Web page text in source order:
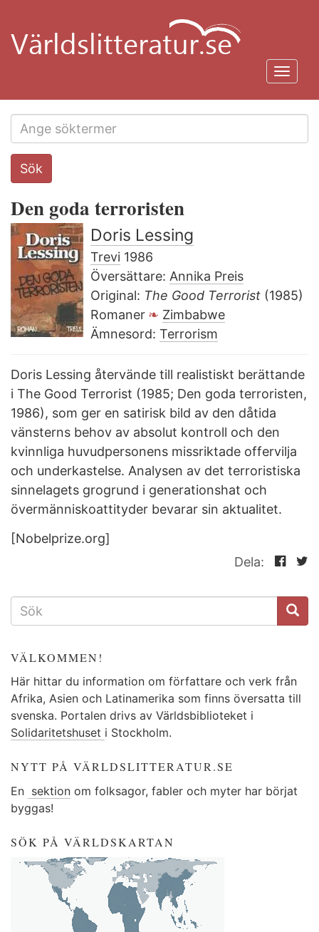
huvudinnehåll
Search
this
Sök
Den goda terroristen
Doris Lessing
Trevi 1986
Översättare: Annika Preis
Original: The Good Terrorist (1985)
Romaner
Zimbabwe
Ämnesord: Terrorism
Doris Lessing återvände till realistiskt berättande
i The Good Terrorist (1985; Den goda terroristen,
1986), som ger en satirisk bild av den dåtida
vänsterns behov av absolut kontroll och den
kvinnliga huvudpersonens missriktade offervilja
och underkastelse. Analysen av det terroristiska
sinnelagets grogrund i generationshat och
övermänniskoattityder bevarar sin aktualitet.
[Nobelprize.org]
Dela:
SÖKFORMULÄR
VÄLKOMMEN!
Här hittar du information om författare och verk från
Afrika, Asien och Latinamerika som finns översatta till
svenska. Portalen drivs av Världsbiblioteket i
Solidaritetshuset i Stockholm.
NYTT PÅ VÄRLDSLITTERATUR.SE
En sektion om folksagor, fabler och myter har börjat
byggas!
SÖK PÅ VÄRLDSKARTAN